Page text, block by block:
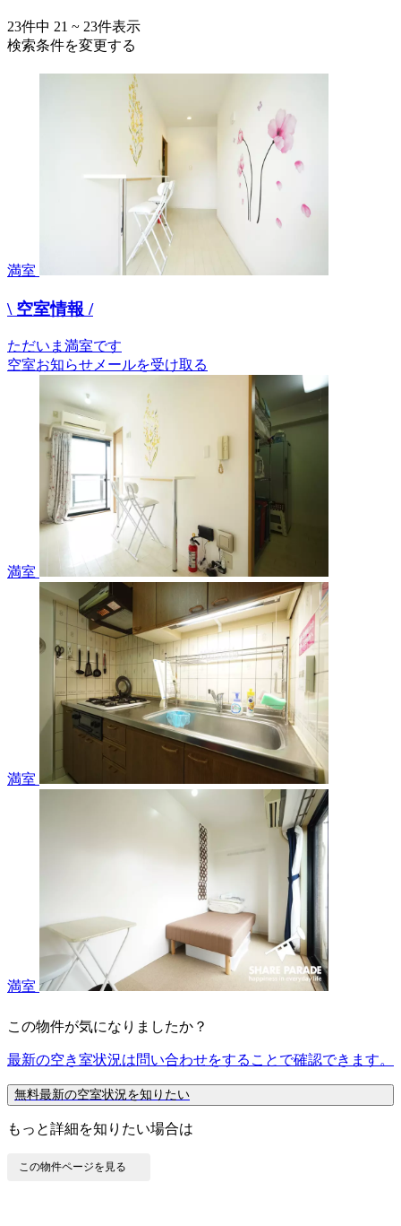
23件中 21 ~ 23件表示
検索条件を変更する
満室
\ 空室情報 /
ただいま満室です
空室お知らせメールを受け取る
満室
満室
満室
この物件が気になりましたか？
最新の空き室状況は問い合わせをすることで確認できます。
無料最新の空室状況を知りたい
もっと詳細を知りたい場合は
この物件ページを見る